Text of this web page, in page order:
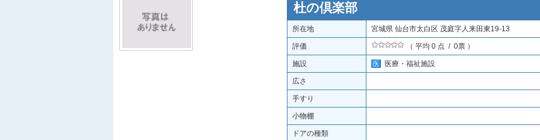
杜の倶楽部
所在地 宮城県 仙台市太白区 茂庭字人来田東19-13
評価 （ 平均 0 点 / 0票 ）
施設 医 医療・福祉施設
広さ
手すり
小物棚
ドアの種類